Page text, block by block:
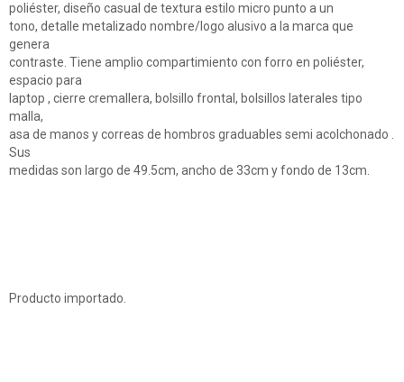
poliéster, diseño casual de textura estilo micro punto a un
tono, detalle metalizado nombre/logo alusivo a la marca que
genera
contraste. Tiene amplio compartimiento con forro en poliéster,
espacio para
laptop , cierre cremallera, bolsillo frontal, bolsillos laterales tipo
malla,
asa de manos y correas de hombros graduables semi acolchonado .
Sus
medidas son largo de 49.5cm, ancho de 33cm y fondo de 13cm.
Producto importado.